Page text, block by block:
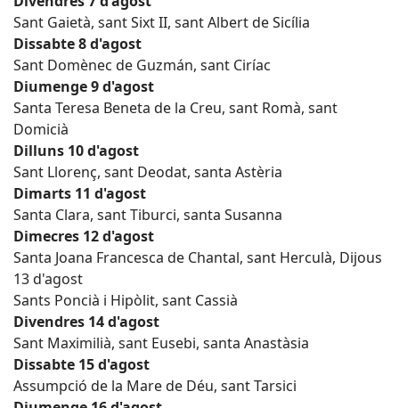
Sant Gaietà, sant Sixt II, sant Albert de Sicília
Dissabte 8 d'agost
Sant Domènec de Guzmán, sant Ciríac
Diumenge 9 d'agost
Santa Teresa Beneta de la Creu, sant Romà, sant
Domicià
Dilluns 10 d'agost
Sant Llorenç, sant Deodat, santa Astèria
Dimarts 11 d'agost
Santa Clara, sant Tiburci, santa Susanna
Dimecres 12 d'agost
Santa Joana Francesca de Chantal, sant Herculà, Dijous
13 d'agost
Sants Poncià i Hipòlit, sant Cassià
Divendres 14 d'agost
Sant Maximilià, sant Eusebi, santa Anastàsia
Dissabte 15 d'agost
Assumpció de la Mare de Déu, sant Tarsici